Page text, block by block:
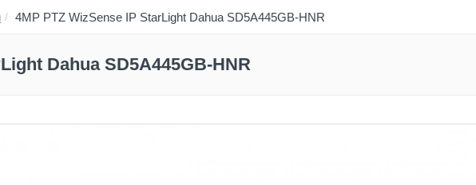
4MP PTZ WizSense IP StarLight Dahua SD5A445GB-HNR
Dahua SD5A445GB-HNR